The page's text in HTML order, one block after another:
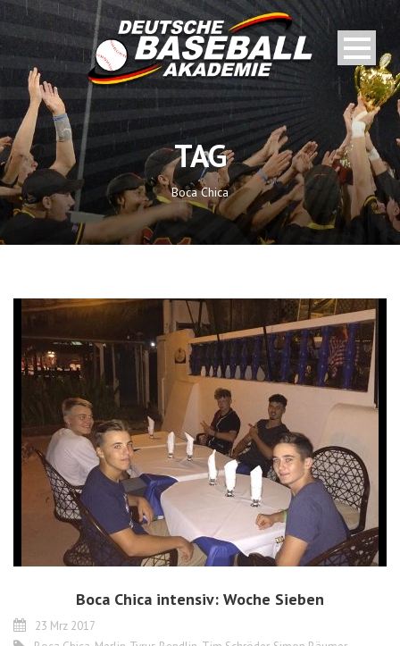
TAG
Boca Chica
Boca Chica intensiv: Woche Sieben
23 Mrz 2017